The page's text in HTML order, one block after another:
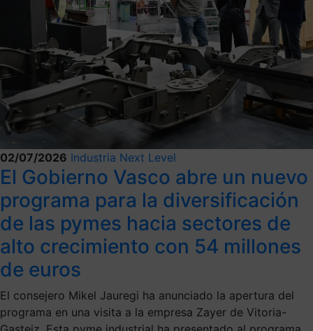
02/07/2026 Industria Next Level
El Gobierno Vasco abre un nuevo
programa para la diversificación
de las pymes hacia sectores de
alto crecimiento con 54 millones
de euros
El consejero Mikel Jauregi ha anunciado la apertura del
programa en una visita a la empresa Zayer de Vitoria-